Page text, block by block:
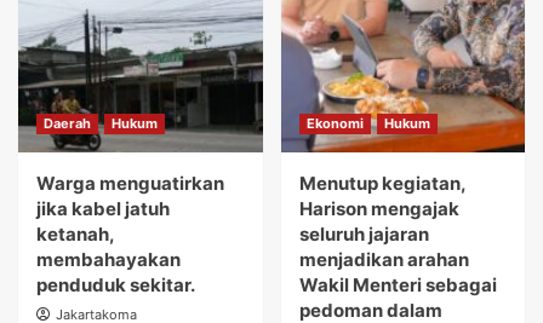
Daerah Hukum
Warga menguatirkan
jika kabel jatuh
ketanah,
membahayakan
penduduk sekitar.
Jakartakoma
Ekonomi Hukum
Menutup kegiatan,
Harison mengajak
seluruh jajaran
menjadikan arahan
Wakil Menteri sebagai
pedoman dalam